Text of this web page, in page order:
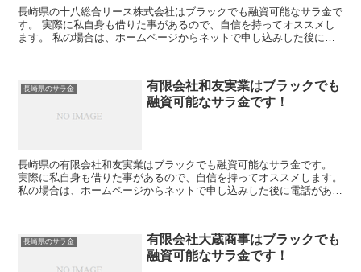
長崎県の十八総合リース株式会社はブラックでも融資可能なサラ金で
す。 実際に私自身も借りた事があるので、自信を持ってオススメし
ます。 私の場合は、ホームページからネットで申し込みした後に電
長崎県のサラ金
有限会社和友実業はブラックでも
融資可能なサラ金です！
長崎県の有限会社和友実業はブラックでも融資可能なサラ金です。
実際に私自身も借りた事があるので、自信を持ってオススメします。
私の場合は、ホームページからネットで申し込みした後に電話があ
長崎県のサラ金
有限会社大蔵商事はブラックでも
融資可能なサラ金です！